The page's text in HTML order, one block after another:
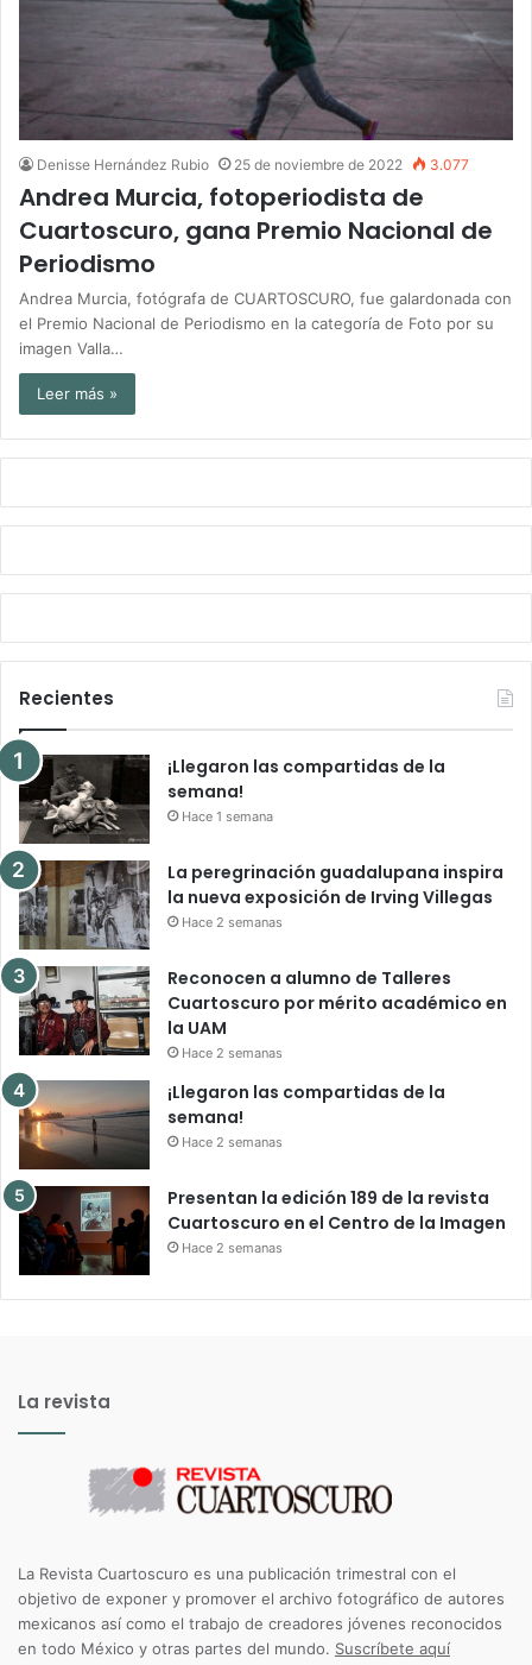
Denisse Hernández Rubio 25 de noviembre de 2022 3.077
Andrea Murcia, fotoperiodista de
Cuartoscuro, gana Premio Nacional de
Periodismo
Andrea Murcia, fotógrafa de CUARTOSCURO, fue galardonada con
el Premio Nacional de Periodismo en la categoría de Foto por su
imagen Valla…
Leer más »
Recientes
¡Llegaron las compartidas de la
semana!
Hace 1 semana
La peregrinación guadalupana inspira
la nueva exposición de Irving Villegas
Hace 2 semanas
Reconocen a alumno de Talleres
Cuartoscuro por mérito académico en
la UAM
Hace 2 semanas
¡Llegaron las compartidas de la
semana!
Hace 2 semanas
Presentan la edición 189 de la revista
Cuartoscuro en el Centro de la Imagen
Hace 2 semanas
La revista
La Revista Cuartoscuro es una publicación trimestral con el
objetivo de exponer y promover el archivo fotográfico de autores
mexicanos así como el trabajo de creadores jóvenes reconocidos
en todo México y otras partes del mundo. Suscríbete aquí